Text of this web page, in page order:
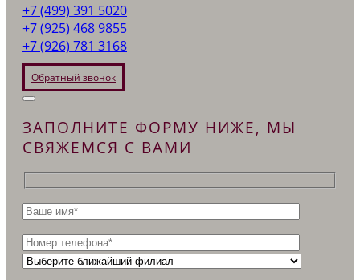
+7 (499) 391 5020
+7 (925) 468 9855
+7 (926) 781 3168
Обратный звонок
ЗАПОЛНИТЕ ФОРМУ НИЖЕ, МЫ
СВЯЖЕМСЯ С ВАМИ